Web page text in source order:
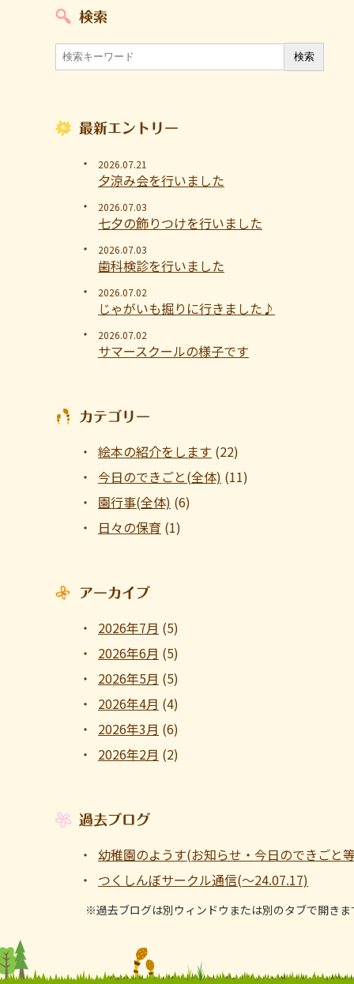
検索
最新エントリー
2026.07.21
夕涼み会を行いました
2026.07.03
七夕の飾りつけを行いました
2026.07.03
歯科検診を行いました
2026.07.02
じゃがいも掘りに行きました♪
2026.07.02
サマースクールの様子です
カテゴリー
絵本の紹介をします (22)
今日のできごと(全体) (11)
園行事(全体) (6)
日々の保育 (1)
アーカイブ
2026年7月 (5)
2026年6月 (5)
2026年5月 (5)
2026年4月 (4)
2026年3月 (6)
2026年2月 (2)
過去ブログ
幼稚園のようす(お知らせ・今日のできご
つくしんぼサークル通信(～24.07.17)
※過去ブログは別ウィンドウまたは別のタブで開きま